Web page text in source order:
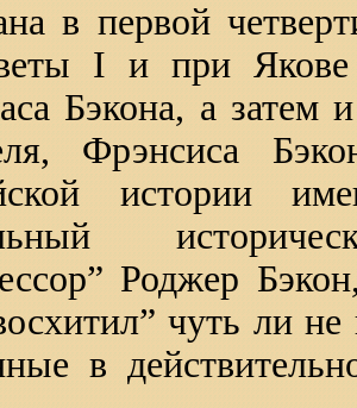
в первой
I и при
Бэкона, а затем
Фрэнсиса
истории
Роджер
чуть ли
в